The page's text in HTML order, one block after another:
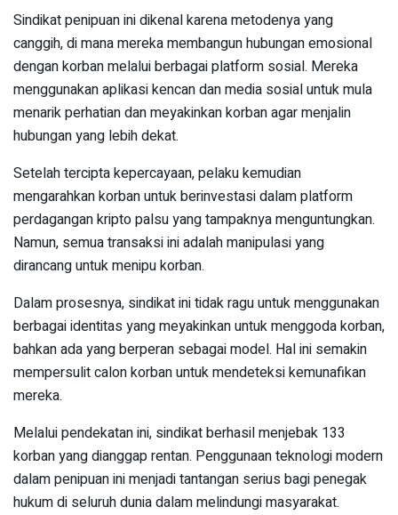
Sindikat penipuan ini dikenal karena metodenya yang
canggih, di mana mereka membangun hubungan emosional
dengan korban melalui berbagai platform sosial. Mereka
menggunakan aplikasi kencan dan media sosial untuk mula
menarik perhatian dan meyakinkan korban agar menjalin
hubungan yang lebih dekat.
Setelah tercipta kepercayaan, pelaku kemudian
mengarahkan korban untuk berinvestasi dalam platform
perdagangan kripto palsu yang tampaknya menguntungkan.
Namun, semua transaksi ini adalah manipulasi yang
dirancang untuk menipu korban.
Dalam prosesnya, sindikat ini tidak ragu untuk menggunakan
berbagai identitas yang meyakinkan untuk menggoda korban,
bahkan ada yang berperan sebagai model. Hal ini semakin
mempersulit calon korban untuk mendeteksi kemunafikan
mereka.
Melalui pendekatan ini, sindikat berhasil menjebak 133
korban yang dianggap rentan. Penggunaan teknologi modern
dalam penipuan ini menjadi tantangan serius bagi penegak
hukum di seluruh dunia dalam melindungi masyarakat.